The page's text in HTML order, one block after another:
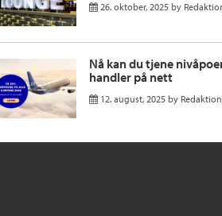
26. oktober, 2025 by
Nå kan du tjene
handler på nett
12. august, 2025 by Redaktion